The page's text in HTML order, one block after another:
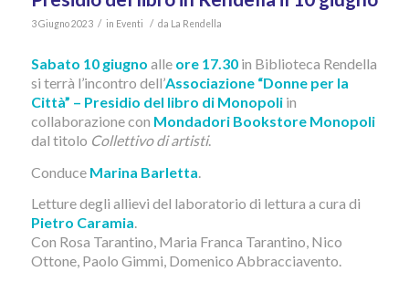
3 Giugno 2023 / in Eventi / da La Rendella
Sabato 10 giugno alle ore 17.30in Biblioteca Rendella
si terrà l’incontro dell’Associazione “Donne per la
Città” – Presidio del libro di Monopoliin
collaborazione con Mondadori Bookstore Monopoli
dal titolo Collettivo di artisti.
Conduce Marina Barletta
Letture degli allievi del laboratorio di lettura a cura di
Pietro Caramia.
Con Rosa Tarantino, Maria Franca Tarantino, Nico
Ottone, Paolo Gimmi, Domenico Abbracciavento.